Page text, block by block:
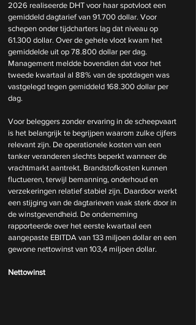
2026 realiseerde DHT voor haar spotvloot een
gemiddeld dagtarief van 91.700 dollar. Voor
schepen onder tijdcharters lag dat niveau op
61.300 dollar. Over de gehele vloot kwam het
gemiddelde uit op 78.800 dollar per dag.
Management meldde bovendien dat voor het
tweede kwartaal al 88% van de spotdagen was
vastgelegd tegen gemiddeld 168.300 dollar per
dag.
Voor beleggers zonder ervaring in de scheepvaart
is het belangrijk te begrijpen waarom zulke cijfers
relevant zijn. De operationele kosten van een
tanker veranderen slechts beperkt wanneer de
vrachtmarkt aantrekt. Brandstofkosten kunnen
fluctueren, terwijl bemanning, onderhoud en
verzekeringen relatief stabiel zijn. Daardoor werkt
een stijging van de dagtarieven vaak sterk door in
de winstgevendheid. De onderneming
rapporteerde over het eerste kwartaal een
aangepaste EBITDA van 133 miljoen dollar en een
gewone nettowinst van 103,4 miljoen dollar.
Nettowinst